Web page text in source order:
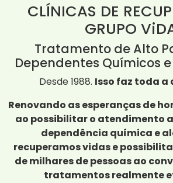
CLÍNICAS DE
GRUPO
Tratamento de Alto
Dependentes Químicos
Desde 1988. Isso faz toda a
Renovando as esperanças de
ao possibilitar o atendimento
dependência química e
recuperamos vidas e
de milhares de pessoas ao
tratamentos realmente